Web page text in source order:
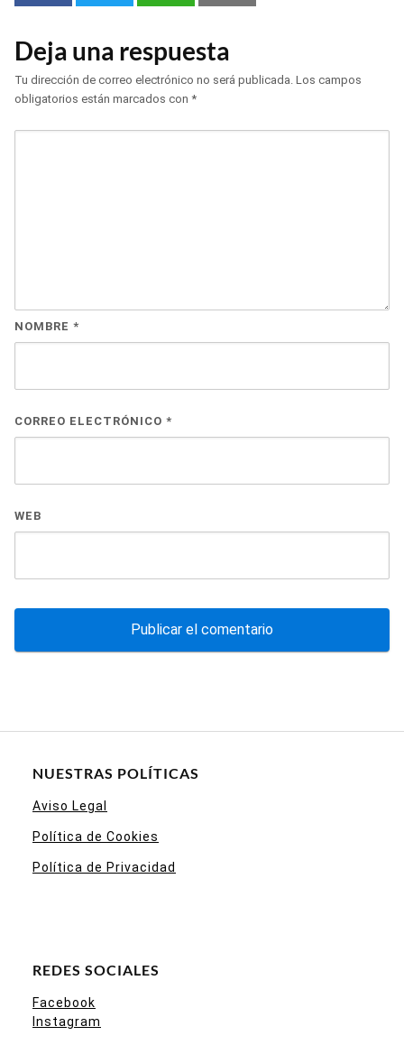
Deja una respuesta
Tu dirección de correo electrónico no será publicada. Los campos
obligatorios están marcados con *
NOMBRE *
CORREO ELECTRÓNICO *
WEB
NUESTRAS POLÍTICAS
Aviso Legal
Política de Cookies
Política de Privacidad
REDES SOCIALES
Facebook
Instagram